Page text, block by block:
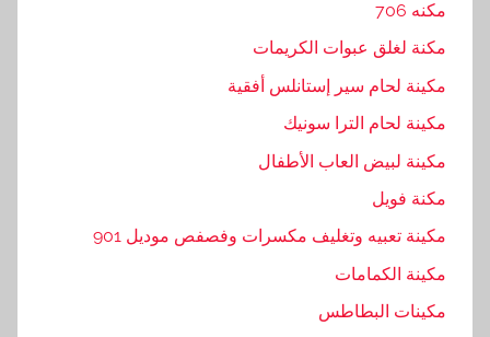
مكنه 706
مكنة لغلق عبوات الكريمات
مكينة لحام سير إستانلس أفقية
مكينة لحام الترا سونيك
مكينة لبيض العاب الأطفال
مكنة فويل
مكينة تعبيه وتغليف مكسرات وفصفص موديل 901
مكينة الكمامات
مكينات البطاطس